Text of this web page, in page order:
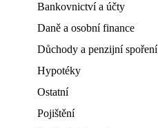
Bankovnictví a účty
Daně a osobní finance
Důchody a penzijní spoření
Hypotéky
Ostatní
Pojištění